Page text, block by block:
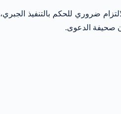
ضروري للحكم بالتنفيذ الجبري،
صحيفة الدعوى.